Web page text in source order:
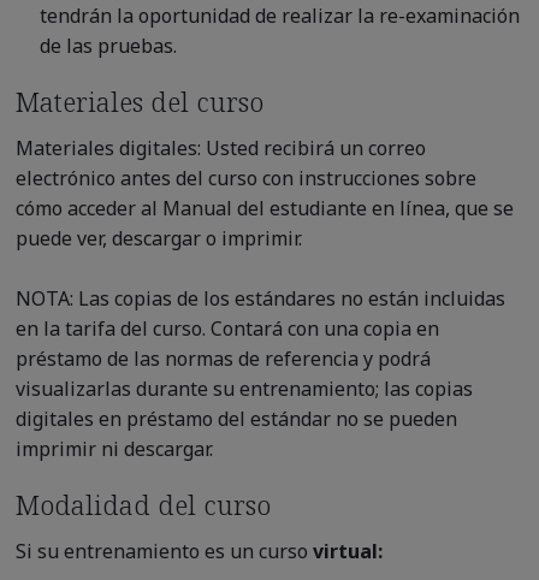
tendrán la oportunidad de realizar la re-examinación
de las pruebas.
Materiales del curso
Materiales digitales: Usted recibirá un correo
electrónico antes del curso con instrucciones sobre
cómo acceder al Manual del estudiante en línea, que se
puede ver, descargar o imprimir.
NOTA: Las copias de los estándares no están incluidas
en la tarifa del curso. Contará con una copia en
préstamo de las normas de referencia y podrá
visualizarlas durante su entrenamiento; las copias
digitales en préstamo del estándar no se pueden
imprimir ni descargar.
Modalidad del curso
Si su entrenamiento es un curso virtual: